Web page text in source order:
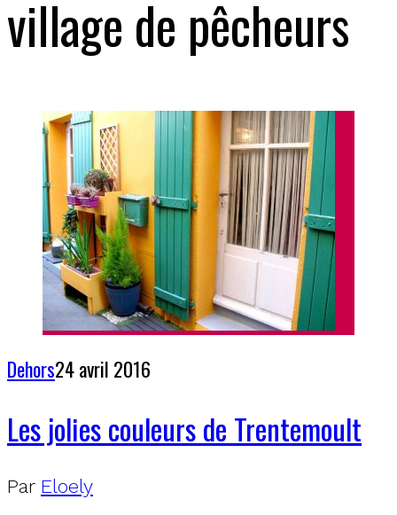
village de pêcheurs
Dehors24 avril 2016
Les jolies couleurs de Trentemoult
Par Eloely